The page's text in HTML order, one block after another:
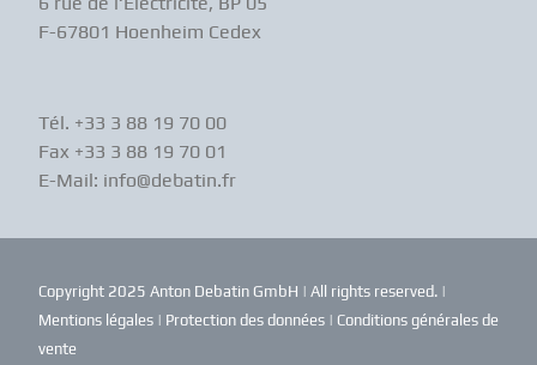
F-67801 Hoenheim Cedex
Tél. +33 3 88 19 70 00
Fax +33 3 88 19 70 01
E-Mail: info@debatin.fr
Copyright 2025 Anton Debatin GmbH | All rights reserved. |
Mentions légales| Protection des données| Conditions générales de
vente